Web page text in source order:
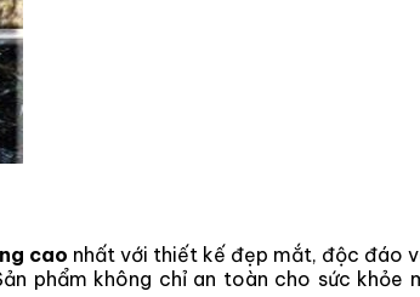
cao nhất với thiết kế đẹp mắt, độc đáo
phẩm không chỉ an toàn cho sức khỏe